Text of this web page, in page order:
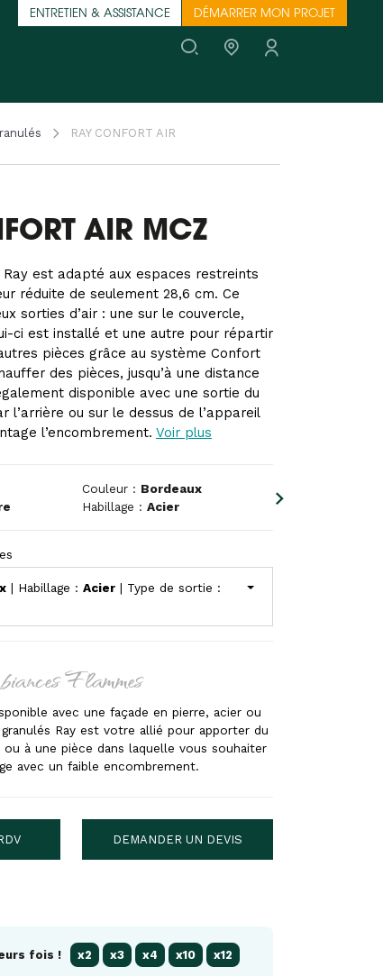
ENTRETIEN & ASSISTANCE DÉMARRER MON PROJET
RAY CONFORT AIR
AIR MCZ
est adapté aux espaces restreints
réduite de seulement 28,6 cm. Ce
sorties d’air : une sur le couvercle,
ci est installé et une autre pour répartir
pièces grâce au système Confort
des pièces, jusqu’à une distance
disponible avec une sortie du
l’arrière ou sur le dessus de l’appareil
l’encombrement. Voir plus
Couleur : Bordeaux
Habillage : Acier
| Habillage :Acier | Type de sortie :
Flammes
avec une façade en pierre, acier ou
Ray est votre allié pour apporter du
à une pièce dans laquelle vous souhaiter
avec un faible encombrement.
DEMANDER UN DEVIS
fois ! x2 x3 x4 x10 x12